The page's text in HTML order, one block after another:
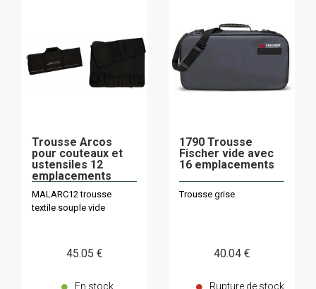
Trousse Arcos
pour couteaux et
ustensiles 12
emplacements
MALARC12 trousse
textile souple vide
45.05 €
En stock
1790 Trousse
Fischer vide avec
16 emplacements
Trousse grise
40.04 €
Rupture de stock